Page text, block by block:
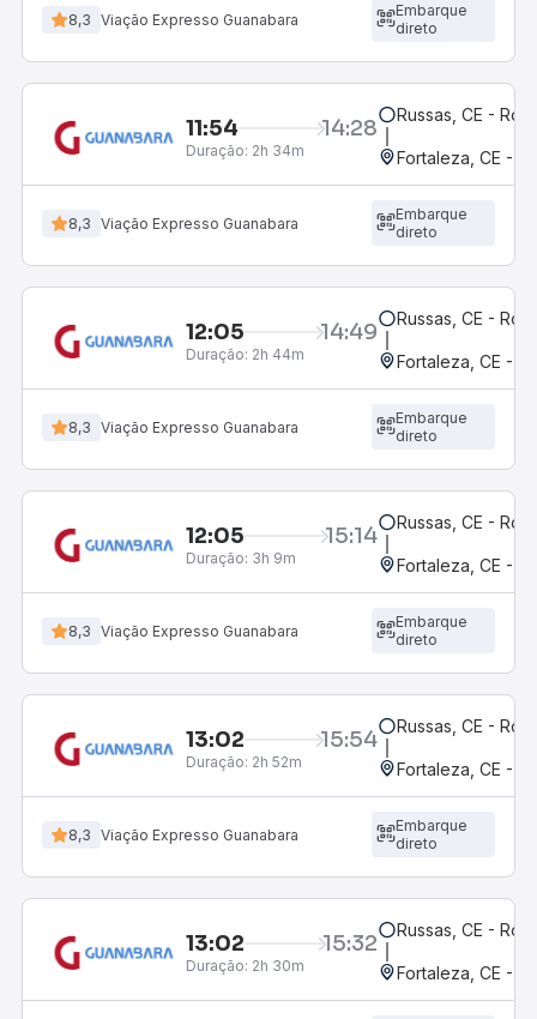
8,3 Viação Expresso Guanabara
Embarque
direto
11:54 14:28
Duração: 2h 34m
Russas, CE -
Fortaleza, CE -
8,3 Viação Expresso Guanabara
Embarque
direto
12:05 14:49
Duração: 2h 44m
Russas, CE -
Fortaleza, CE -
8,3 Viação Expresso Guanabara
Embarque
direto
12:05 15:14
Duração: 3h 9m
Russas, CE -
Fortaleza, CE -
8,3 Viação Expresso Guanabara
Embarque
direto
13:02 15:54
Duração: 2h 52m
Russas, CE -
Fortaleza, CE -
8,3 Viação Expresso Guanabara
Embarque
direto
13:02 15:32
Duração: 2h 30m
Russas, CE -
Fortaleza, CE -